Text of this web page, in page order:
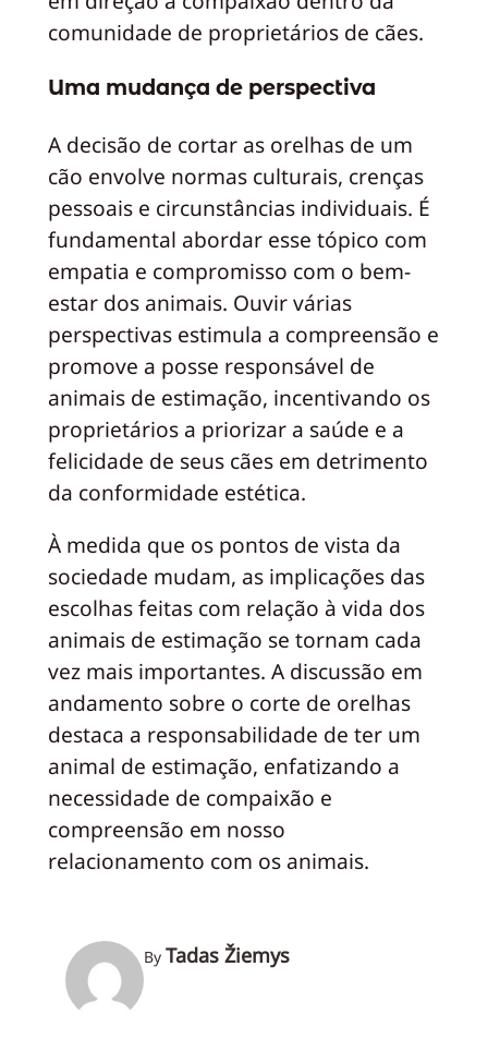
comunidade de proprietários de cães.
Uma mudança de perspectiva
A decisão de cortar as orelhas de um
cão envolve normas culturais, crenças
pessoais e circunstâncias individuais. É
fundamental abordar esse tópico com
empatia e compromisso com o bem-
estar dos animais. Ouvir várias
perspectivas estimula a compreensão e
promove a posse responsável de
animais de estimação, incentivando os
proprietários a priorizar a saúde e a
felicidade de seus cães em detrimento
da conformidade estética.
À medida que os pontos de vista da
sociedade mudam, as implicações das
escolhas feitas com relação à vida dos
animais de estimação se tornam cada
vez mais importantes. A discussão em
andamento sobre o corte de orelhas
destaca a responsabilidade de ter um
animal de estimação, enfatizando a
necessidade de compaixão e
compreensão em nosso
relacionamento com os animais.
By Tadas Žiemys